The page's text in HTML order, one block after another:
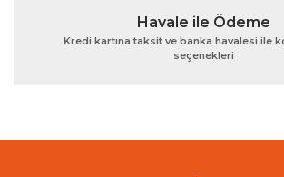
Havale ile Ödeme
Kredi kartına taksit ve banka havalesi ile
seçenekleri